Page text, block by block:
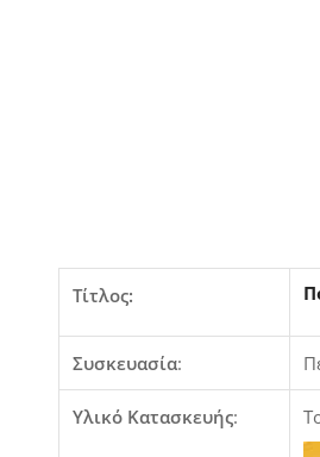
Τίτλος:
Συσκευασία:
Υλικό Κατασκευής: